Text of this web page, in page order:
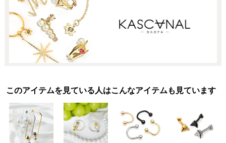
このアイテムを見ている人はこんなアイテムも見ています